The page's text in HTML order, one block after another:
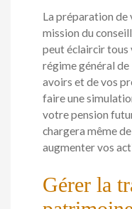
La préparation
mission du
peut éclaircir tous
régime général
avoirs et de vos
faire une
votre pension
chargera même
augmenter vos
Gérer la